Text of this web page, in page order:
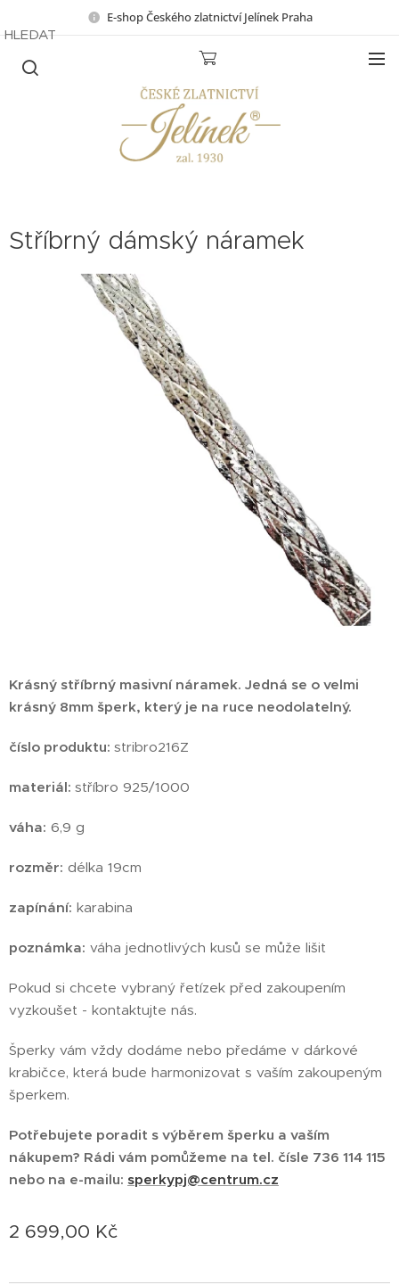
E-shop Českého zlatnictví Jelínek Praha
HLEDAT
Stříbrný dámský náramek
Krásný stříbrný masivní náramek. Jedná se o velmi
krásný 8mm šperk, který je na ruce neodolatelný.
číslo produktu: stribro216Z
materiál: stříbro 925/1000
váha: 6,9 g
rozměr: délka 19cm
zapínání: karabina
poznámka: váha jednotlivých kusů se může lišit
Pokud si chcete vybraný řetízek před zakoupením
vyzkoušet - kontaktujte nás.
Šperky vám vždy dodáme nebo předáme v dárkové
krabičce, která bude harmonizovat s vaším zakoupeným
šperkem.
Potřebujete poradit s výběrem šperku a vaším
nákupem? Rádi vám pomůžeme na tel. čísle 736 114 115
nebo na e-mailu: sperkypj@centrum.cz
2 699,00 Kč